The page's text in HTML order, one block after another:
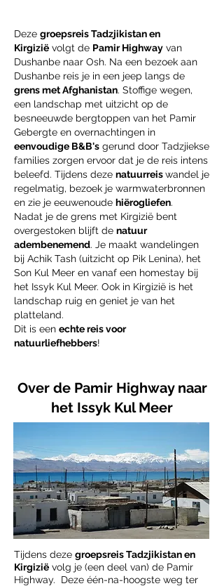
Deze groepsreis Tadzjikistan en
Kirgizië volgt de Pamir Highway van
Dushanbe naar Osh. Na een bezoek aan
Dushanbe reis je in een jeep langs de
grens met Afghanistan. Stoffige wegen,
een landschap met uitzicht op de
besneeuwde bergtoppen van het Pamir
Gebergte en overnachtingen in
eenvoudige B&B's gerund door Tadzjiekse
families zorgen ervoor dat je de reis intens
beleefd. Tijdens deze natuurreiswandel je
regelmatig, bezoek je warmwaterbronnen
en zie je eeuwenoude hiërogliefen.
Nadat je de grens met Kirgizië bent
overgestoken blijft de natuur
adembenemend. Je maakt wandelingen
bij Achik Tash (uitzicht op Pik Lenina), het
Son Kul Meer en vanaf een homestay bij
het Issyk Kul Meer. Ook in Kirgizië is het
landschap ruig en geniet je van het
platteland.
Dit is een echte reis voor
natuurliefhebbers!
Over de Pamir Highway naar
het Issyk Kul Meer
Tijdens deze groepsreis Tadzjikistan en
Kirgizië volg je (een deel van) de Pamir
Highway.
Deze één-na-hoogste weg ter